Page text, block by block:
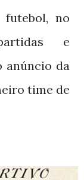
futebol, no
e
anúncio da
time de